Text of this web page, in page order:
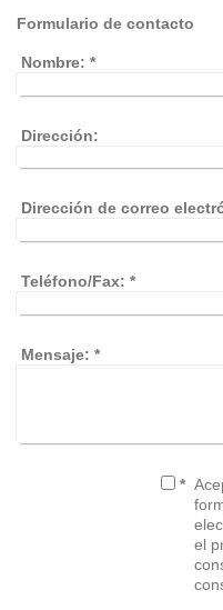
Formulario de contacto
Nombre: *
Dirección:
Dirección de correo
Teléfono/Fax: *
Mensaje: *
*
el